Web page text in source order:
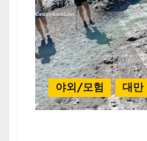
야외/모험 대만